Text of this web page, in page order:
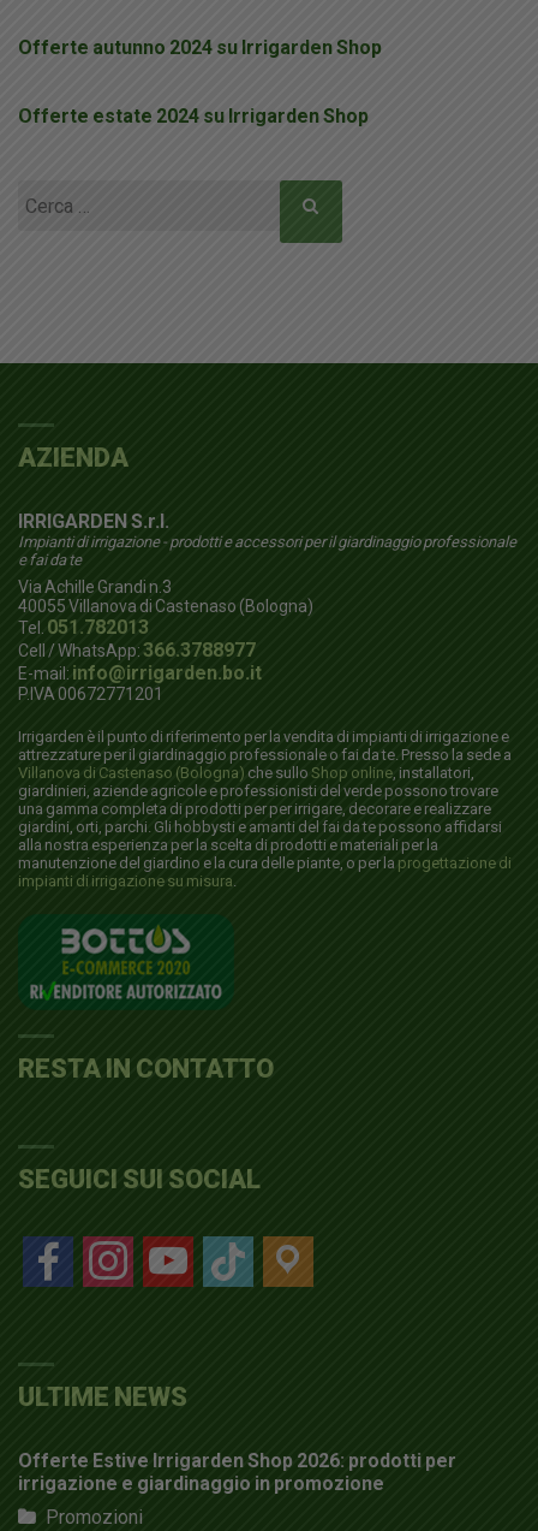
Offerte autunno 2024 su Irrigarden Shop
Offerte estate 2024 su Irrigarden Shop
Ricerca
AZIENDA
IRRIGARDEN S.r.l.
Impianti di irrigazione - prodotti e accessori per il giardinaggio professionale
e fai da te
Via Achille Grandi n.3
40055Villanova di Castenaso (Bologna)
Tel. 051.782013
Cell / WhatsApp:366.3788977
E-mail: info@irrigarden.bo.it
P.IVA 00672771201
Irrigarden è il punto di riferimento per la vendita di impianti di irrigazione e
attrezzature per il giardinaggio professionale o fai da te. Presso la sede a
Villanova di Castenaso (Bologna) che sullo Shop online, installatori,
giardinieri, aziende agricole e professionisti del verde possono trovare
una gamma completa di prodotti per per irrigare, decorare e realizzare
giardini, orti, parchi. Gli hobbysti e amanti del fai da te possono affidarsi
alla nostra esperienza per la scelta di prodotti e materiali per la
manutenzione del giardino e la cura delle piante, o per la progettazione di
impianti di irrigazione su misura.
RESTA IN CONTATTO
SEGUICI SUI SOCIAL
facebookinstagramyoutube tiktok location
ULTIME NEWS
Offerte Estive Irrigarden Shop 2026: prodotti per
irrigazione e giardinaggio in promozione
Promozioni